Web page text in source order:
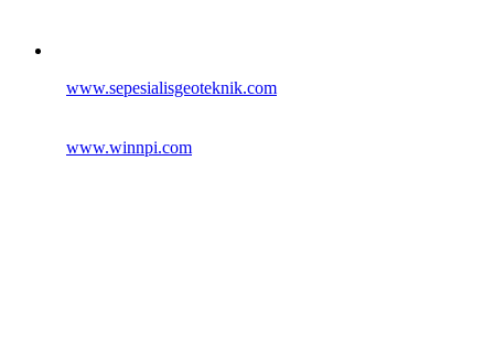
www.sepesialisgeoteknik.com
www.winnpi.com